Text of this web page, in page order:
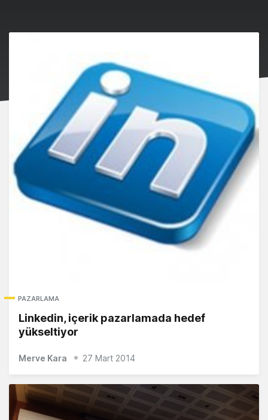
PAZARLAMA
Linkedin, içerik pazarlamada hedef
yükseltiyor
Merve Kara 27 Mart 2014